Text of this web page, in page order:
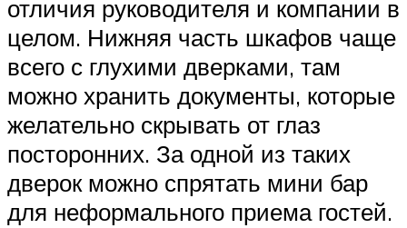
отличия руководителя и компании в
целом. Нижняя часть шкафов чаще
всего с глухими дверками, там
можно хранить документы, которые
желательно скрывать от глаз
посторонних. За одной из таких
дверок можно спрятать мини бар
для неформального приема гостей.